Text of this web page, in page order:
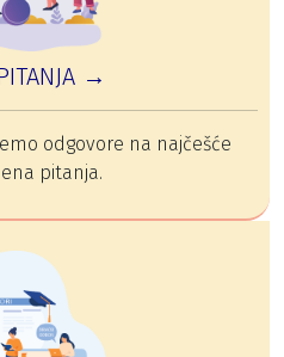
→
odgovore na najčešće
pitanja.